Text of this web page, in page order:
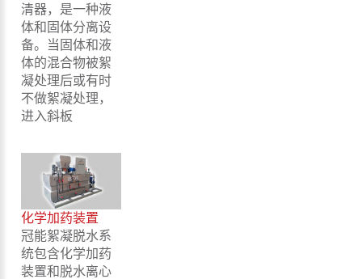
清器，是一种液
体和固体分离设
备。当固体和液
体的混合物被絮
凝处理后或有时
不做絮凝处理，
进入斜板
化学加药装置
冠能絮凝脱水系
统包含化学加药
装置和脱水离心